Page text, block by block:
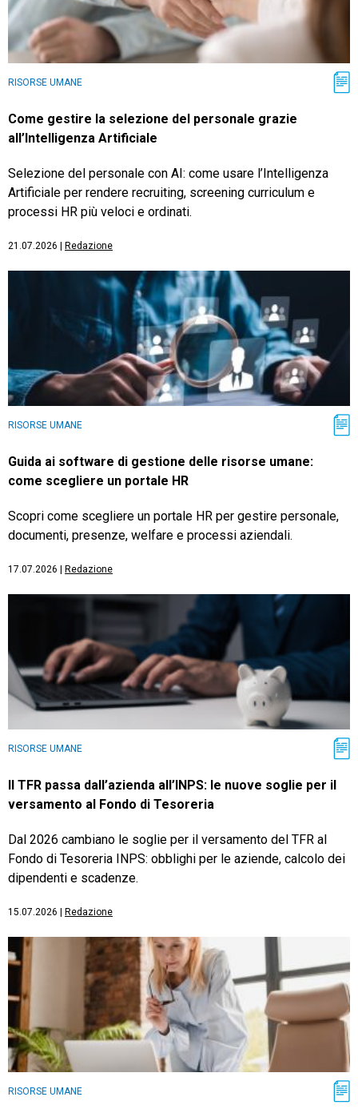
RISORSE UMANE
Come gestire la selezione del personale grazie
all’Intelligenza Artificiale
Selezione del personale con AI: come usare l’Intelligenza
Artificiale per rendere recruiting, screening curriculum e
processi HR più veloci e ordinati.
21.07.2026 Redazione
RISORSE UMANE
Guida ai software di gestione delle risorse umane:
come scegliere un portale HR
Scopri come scegliere un portale HR per gestire personale,
documenti, presenze, welfare e processi aziendali.
17.07.2026 Redazione
RISORSE UMANE
Il TFR passa dall’azienda all’INPS: le nuove soglie per il
versamento al Fondo di Tesoreria
Dal 2026 cambiano le soglie per il versamento del TFR al
Fondo di Tesoreria INPS: obblighi per le aziende, calcolo dei
dipendenti e scadenze.
15.07.2026 Redazione
RISORSE UMANE